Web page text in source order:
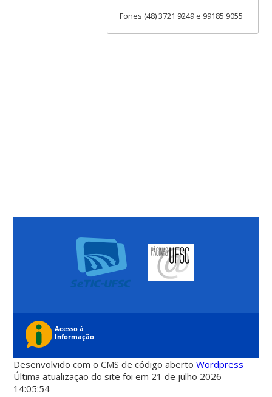
Fones (48) 3721 9249 e 99185 9055
Desenvolvido com o CMS de código abertoWordpress
Última atualização do site foi em 21 de julho 2026 -
14:05:54